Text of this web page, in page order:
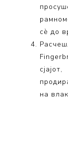
сѐ до
на